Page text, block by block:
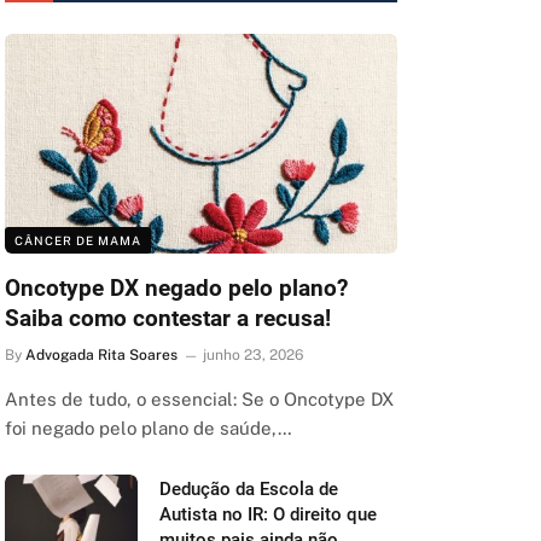
CÂNCER DE MAMA
Oncotype DX negado pelo plano?
Saiba como contestar a recusa!
By Advogada Rita Soares junho 23, 2026
Antes de tudo, o essencial: Se o Oncotype DX
foi negado pelo plano de saúde,…
Dedução da Escola de
Autista no IR: O direito que